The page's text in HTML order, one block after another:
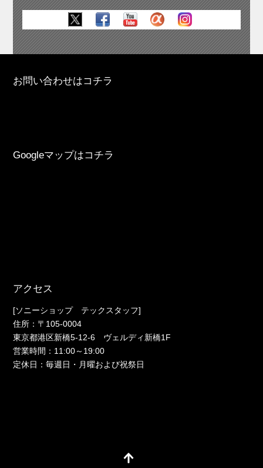
お問い合わせはコチラ
Googleマップはコチラ
アクセス
[ソニーショップ テックスタッフ]
住所：〒105-0004
東京都港区新橋5-12-6 ヴェルディ新橋1F
営業時間：11:00～19:00
定休日：毎週日・月曜および祝祭日